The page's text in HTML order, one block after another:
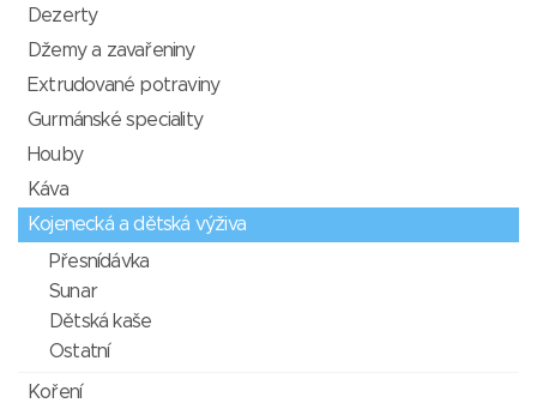
Dezerty
Džemy a zavařeniny
Extrudované potraviny
Gurmánské speciality
Houby
Káva
Kojenecká a dětská výživa
Přesnídávka
Sunar
Dětská kaše
Ostatní
Koření